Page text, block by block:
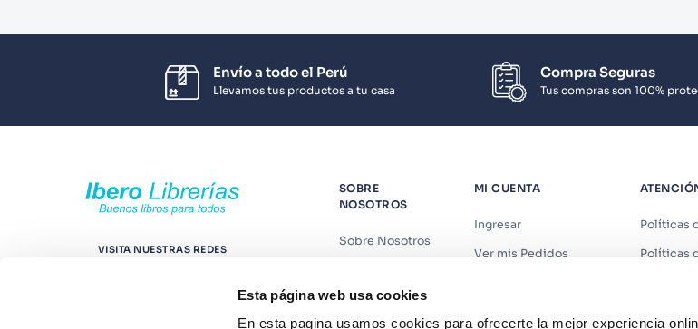
Esta página web usa cookies
En esta pagina usamos cookies para ofrecerte la mejor experiencia
Envío a todo el Perú
Llevamos tus productos a tu casa
Compra Seguras
Tus compras son 100%
VISITA NUESTRAS REDES
SOBRE
NOSOTROS
Sobre Nosotros
Contáctanos
MI CUENTA
Ingresar
Ver mis Pedidos
Políticas
Políticas